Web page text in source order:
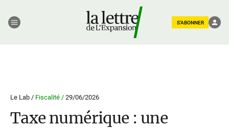
S'ABONNER
Le Lab / Fiscalité / 29/06/2026
Taxe numérique : une